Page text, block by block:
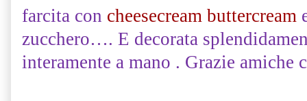
farcita con cheesecream buttercream
zucchero…. E decorata
interamente a mano . Grazie amiche